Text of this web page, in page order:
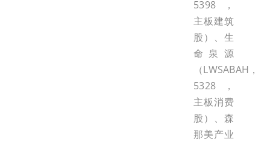
5398，
主板建筑
股）、生
命泉源
（LWSABAH，
5328，
主板消费
股）、森
那美产业